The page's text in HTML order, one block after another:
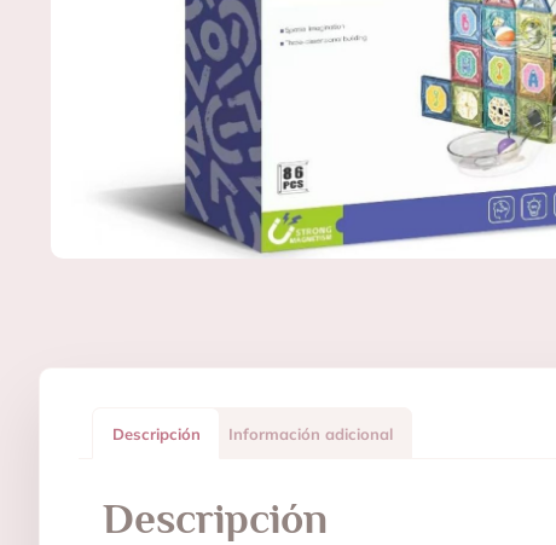
Descripción Información adicional
Descripción